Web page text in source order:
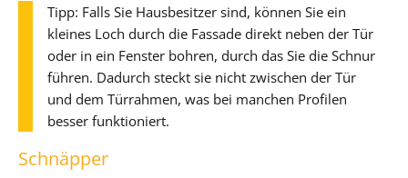
Tipp: Falls Sie Hausbesitzer sind, können Sie ein
kleines Loch durch die Fassade direkt neben der Tür
oder in ein Fenster bohren, durch das Sie die Schnur
führen. Dadurch steckt sie nicht zwischen der Tür
und dem Türrahmen, was bei manchen Profilen
besser funktioniert.
Schnäpper